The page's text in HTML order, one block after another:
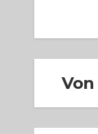
Von